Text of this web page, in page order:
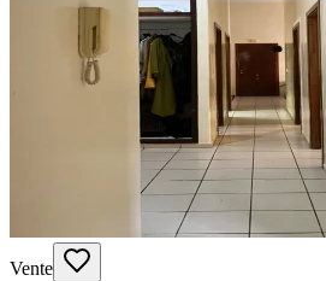
Vente